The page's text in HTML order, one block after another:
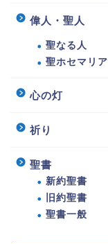
偉人・聖人
聖なる人
聖ホセマリア
心の灯
祈り
聖書
新約聖書
旧約聖書
聖書一般